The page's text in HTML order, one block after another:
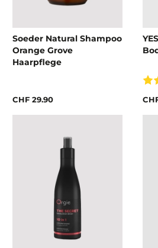
Soeder Natural Shampoo
Orange Grove
Haarpflege
CHF 29.90